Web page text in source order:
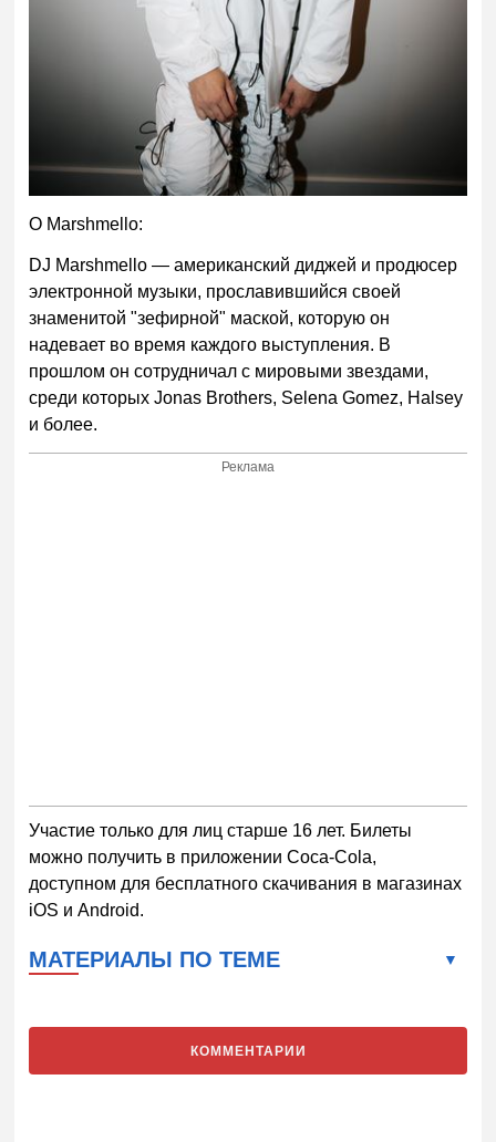
О Marshmello:
DJ Marshmello — американский диджей и продюсер
электронной музыки, прославившийся своей
знаменитой "зефирной" маской, которую он
надевает во время каждого выступления. В
прошлом он сотрудничал с мировыми звездами,
среди которых Jonas Brothers, Selena Gomez, Halsey
и более.
Реклама
Участие только для лиц старше 16 лет. Билеты
можно получить в приложении Coca-Cola,
доступном для бесплатного скачивания в магазинах
iOS и Android.
МАТЕРИАЛЫ ПО ТЕМЕ
КОММЕНТАРИИ